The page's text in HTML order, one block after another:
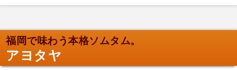
福岡で味わう本格ソムタム。
アヨタヤ